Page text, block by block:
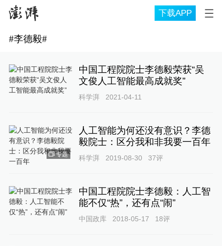
下载APP
#李德毅#
中国工程院院士李德毅荣获“吴
文俊人工智能最高成就奖”
科学湃 2021-04-11
专题
人工智能为何还没有意识？李德
毅院士：区分我和非我要一百年
科学湃 2019-08-30 37评
中国工程院院士李德毅：人工智
能不仅“热”，还有点“闹”
中国政库 2018-05-17 18评